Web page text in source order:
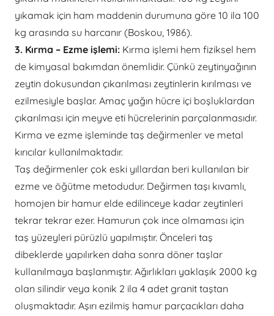
yıkamak için ham maddenin durumuna göre 10 ila 100
kg arasında su harcanır (Boskou, 1986).
3. Kırma – Ezme işlemi: Kırma işlemi hem fiziksel hem
de kimyasal bakımdan önemlidir. Çünkü zeytinyağının
zeytin dokusundan çıkarılması zeytinlerin kırılması ve
ezilmesiyle başlar. Amaç yağın hücre içi boşluklardan
çıkarılması için meyve eti hücrelerinin parçalanmasıdır.
Kırma ve ezme işleminde taş değirmenler ve metal
kırıcılar kullanılmaktadır.
Taş değirmenler çok eski yıllardan beri kullanılan bir
ezme ve öğütme metodudur. Değirmen taşı kıvamlı,
homojen bir hamur elde edilinceye kadar zeytinleri
tekrar tekrar ezer. Hamurun çok ince olmaması için
taş yüzeyleri pürüzlü yapılmıştır. Önceleri taş
dibeklerde yapılırken daha sonra döner taşlar
kullanılmaya başlanmıştır. Ağırlıkları yaklaşık 2000 kg
olan silindir veya konik 2 ila 4 adet granit taştan
oluşmaktadır. Aşırı ezilmiş hamur parçacıkları daha